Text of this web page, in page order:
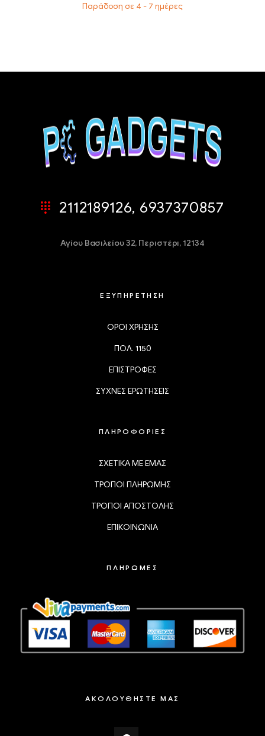
Παράδοση σε 4 - 7 ημέρες
2112189126, 6937370857
Αγίου Βασιλείου 32, Περιστέρι, 12134
ΕΞΥΠΗΡΕΤΗΣΗ
ΟΡΟΙ ΧΡΗΣΗΣ
ΠΟΛ. 1150
ΕΠΙΣΤΡΟΦΕΣ
ΣΥΧΝΕΣ ΕΡΩΤΗΣΕΙΣ
ΠΛΗΡΟΦΟΡΙΕΣ
ΣΧΕΤΙΚΑ ΜΕ ΕΜΑΣ
ΤΡΟΠΟΙ ΠΛΗΡΩΜΗΣ
ΤΡΟΠΟΙ ΑΠΟΣΤΟΛΗΣ
ΕΠΙΚΟΙΝΩΝΙΑ
ΠΛΗΡΩΜΕΣ
ΑΚΟΛΟΥΘΗΣΤΕ ΜΑΣ